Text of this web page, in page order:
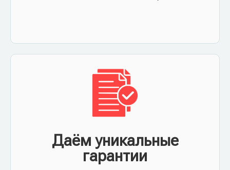
Даём уникальные
гарантии